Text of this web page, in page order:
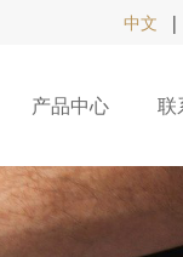
中文 |
产品中心 联